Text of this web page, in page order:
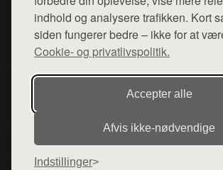
indhold og analysere trafikken. Kort
siden fungerer bedre – ikke for at
Cookie- og privatlivspolitik.
Accepter alle
Afvis ikke‑nødvendige
Indstillinger
Kontakt
Cookie-
Denne side er en del af want.dk, der udgiver
hjemmesider med præsentation af
diverse webshops. Der sælges ikke varer fra
henviser til de shops, som sælger varen. Vi
varerne på lager.